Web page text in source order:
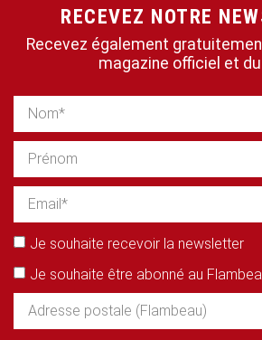
RECEVEZ NOTRE
Recevez également
magazine officiel et du
Je souhaite recevoir la newsletter
Je souhaite être abonné au